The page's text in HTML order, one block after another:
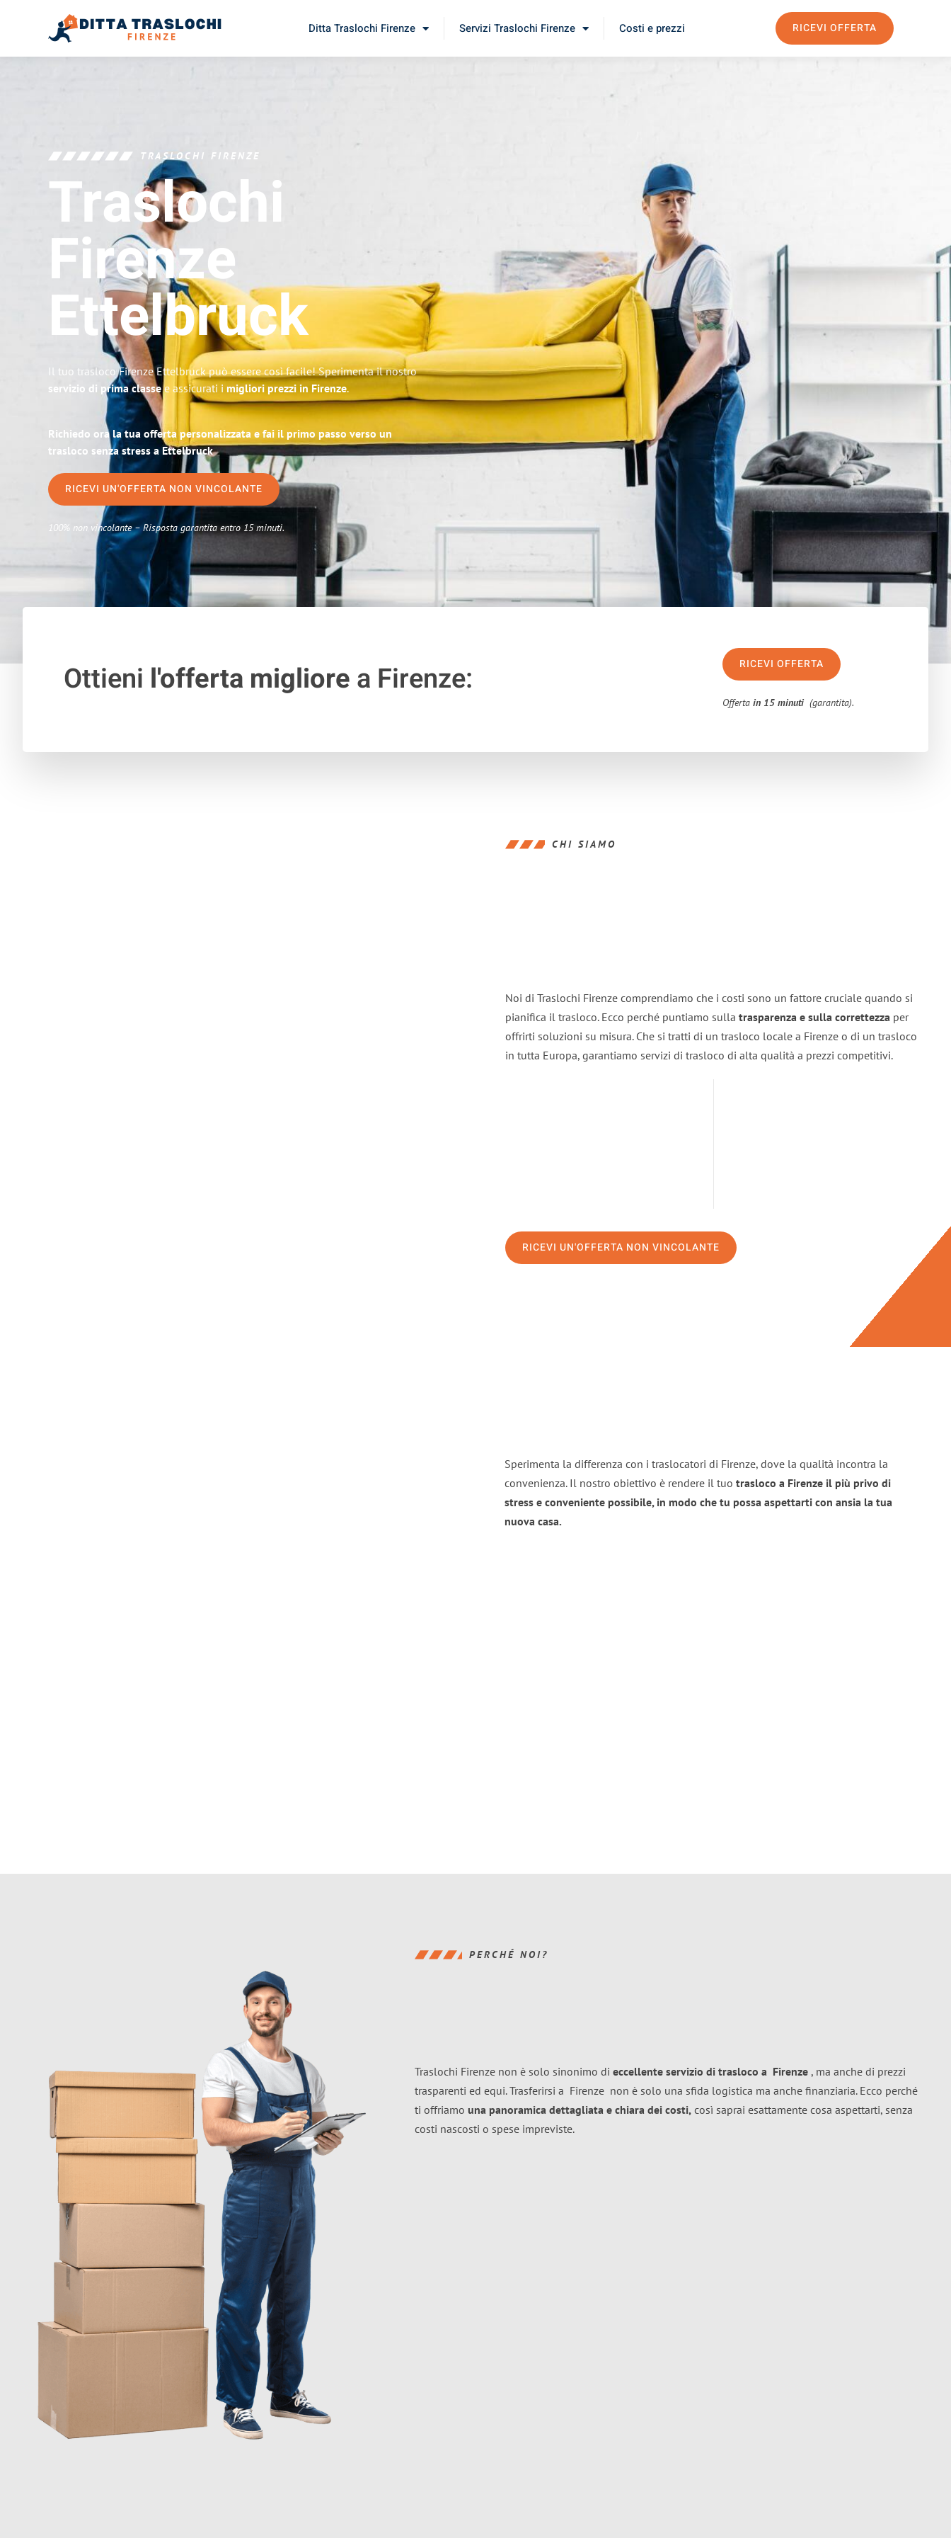
Ditta Traslochi Firenze Servizi Traslochi Firenze Costi e prezzi RICEVI OFFERTA
TRASLOCHI FIRENZE
Traslochi
Firenze
Ettelbruck
Il tuo trasloco Firenze Ettelbruck può essere così facile! Sperimenta il nostro
servizio di prima classee assicurati i migliori prezzi in Firenze.
Richiedo ora la tua offerta personalizzata e fai il primo passo verso un
trasloco senza stress a Ettelbruck
RICEVI UN'OFFERTA NON VINCOLANTE
100% non vincolante – Risposta garantita entro 15 minuti.
Ottieni l'offerta migliorea Firenze: RICEVI OFFERTA
Offertain 15 minuti (garantita).
CHI SIAMO
Noi di Traslochi Firenze comprendiamo che i costi sono un fattore cruciale quando si
pianifica il trasloco. Ecco perché puntiamo sulla trasparenza e sulla correttezza per
offrirti soluzioni su misura. Che si tratti di un trasloco locale a Firenze o di un trasloco
in tutta Europa, garantiamo servizi di trasloco di alta qualità a prezzi competitivi.
RICEVI UN'OFFERTA NON VINCOLANTE
Sperimenta la differenza con i traslocatori di Firenze, dove la qualità incontra la
convenienza. Il nostro obiettivo è rendere il tuo trasloco a Firenze il più privo di
stress e conveniente possibile, in modo che tu possa aspettarti con ansia la tua
nuova casa.
PERCHÉ NOI?
Traslochi Firenze non è solo sinonimo di eccellente servizio di trasloco a Firenze , ma anche di prezzi
trasparenti ed equi. Trasferirsi a Firenze non è solo una sfida logistica ma anche finanziaria. Ecco perché
ti offriamo una panoramica dettagliata e chiara dei costi, così saprai esattamente cosa aspettarti, senza
costi nascosti o spese impreviste.